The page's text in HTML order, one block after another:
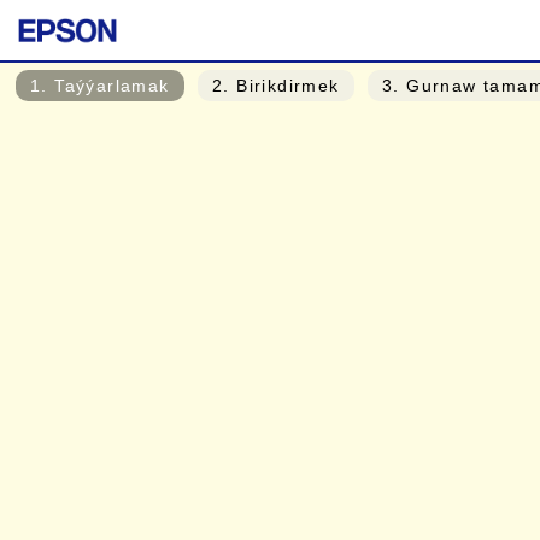
1 . Taýýarlamak 2 . Birikdirmek 3 . Gurnaw